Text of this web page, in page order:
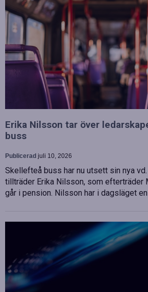
Erika Nilsson tar över
buss
Publicerad juli 10, 2026
Skellefteå buss har nu utsett sin nya
tillträder Erika Nilsson, som efterträder
går i pension. Nilsson har i dagsläget